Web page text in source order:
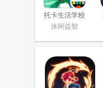
托卡生活学校
完整版游戏
休闲益智